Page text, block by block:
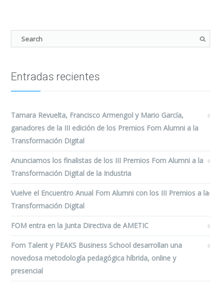
Entradas recientes
Tamara Revuelta, Francisco Armengol y Mario García,
ganadores de la III edición de los Premios Fom Alumni a la
Transformación Digital
Anunciamos los finalistas de los III Premios Fom Alumni a la
Transformación Digital de la Industria
Vuelve el Encuentro Anual Fom Alumni con los III Premios a la
Transformación Digital
FOM entra en la Junta Directiva de AMETIC
Fom Talent y PEAKS Business School desarrollan una
novedosa metodología pedagógica híbrida, online y
presencial